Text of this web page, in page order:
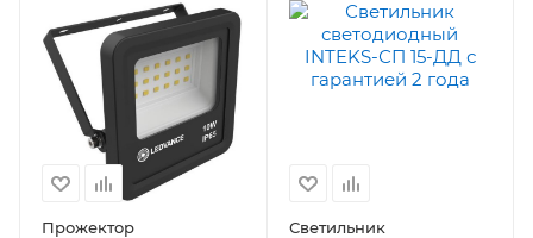
Прожектор
Светильник